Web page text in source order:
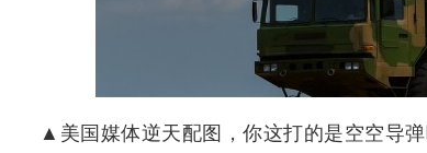
▲美国媒体逆天配图，你这打的是空空导